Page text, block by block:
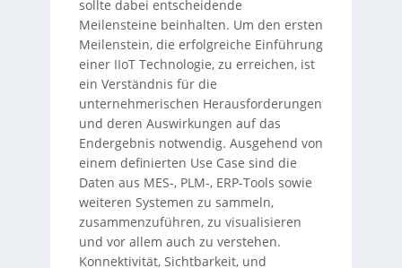
sollte dabei entscheidende
Meilensteine beinhalten. Um den ersten
Meilenstein, die erfolgreiche Einführung
einer IIoT Technologie, zu erreichen, ist
ein Verständnis für die
unternehmerischen Herausforderungen
und deren Auswirkungen auf das
Endergebnis notwendig. Ausgehend von
einem definierten Use Case sind die
Daten aus MES-, PLM-, ERP-Tools sowie
weiteren Systemen zu sammeln,
zusammenzuführen, zu visualisieren
und vor allem auch zu verstehen.
Konnektivität, Sichtbarkeit, und